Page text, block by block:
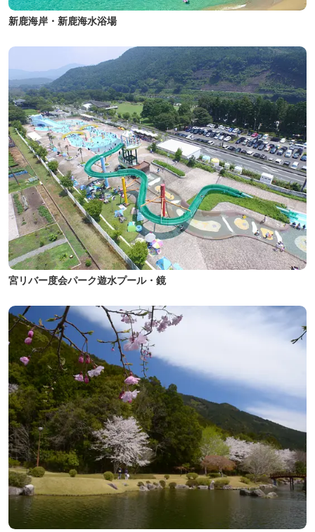
新鹿海岸・新鹿海水浴場
宮リバー度会パーク遊水プール・鏡